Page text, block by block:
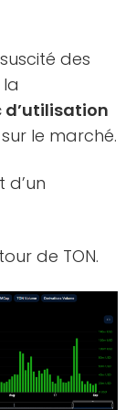
des
d’utilisation
le marché.
d’un
de TON.